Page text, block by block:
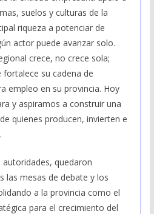
suelos y culturas de la
riqueza a potenciar de
actor puede avanzar solo.
crece, no crece sola;
su cadena de
empleo en su provincia. Hoy
y aspiramos a construir una
quienes producen, invierten e
autoridades, quedaron
las mesas de debate y los
a la provincia como el
para el crecimiento del